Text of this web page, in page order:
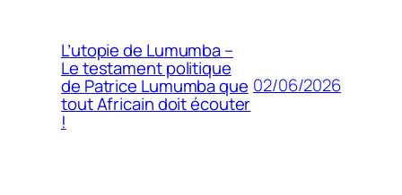
L’utopie de Lumumba –
Le testament politique
de Patrice Lumumba que
tout Africain doit écouter
!
02/06/2026